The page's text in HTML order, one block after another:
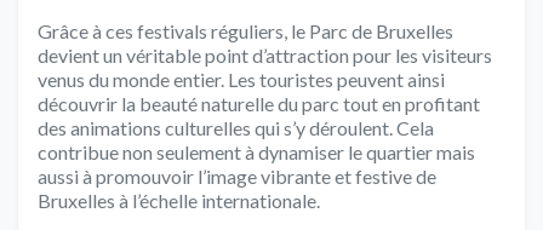
Grâce à ces festivals réguliers, le Parc de Bruxelles
devient un véritable point d’attraction pour les visiteurs
venus du monde entier. Les touristes peuvent ainsi
découvrir la beauté naturelle du parc tout en profitant
des animations culturelles qui s’y déroulent. Cela
contribue non seulement à dynamiser le quartier mais
aussi à promouvoir l’image vibrante et festive de
Bruxelles à l’échelle internationale.